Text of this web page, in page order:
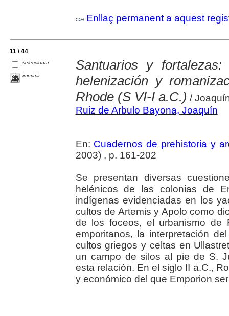
Enllaç permanent a aquest
11 / 44
seleccionar
imprimir
Santuarios y
helenización y
Rhode (S VI-I a.C.) /
Ruiz de Arbulo Bayona, Joaquín
En: Cuadernos de prehistoria y
2003) , p. 161-202
Se presentan diversas
helénicos de las colonias de
indígenas evidenciadas en los
cultos de Artemis y Apolo como
de los foceos, el urbanismo de
emporitanos, la interpretación
cultos griegos y celtas en
un campo de silos al pie de S.
esta relación. En el siglo II a.C.,
y económico del que Emporion